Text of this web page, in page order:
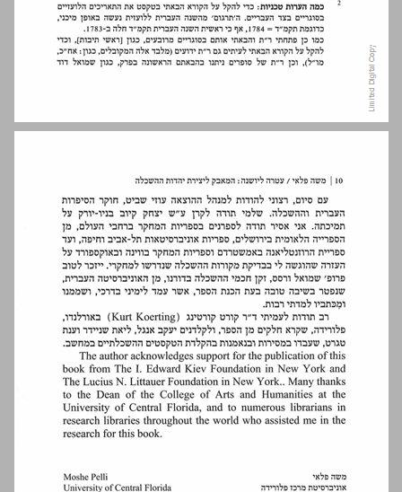
א. הנאורות האירופית ... 11